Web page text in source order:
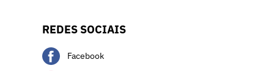
REDES SOCIAIS
Facebook